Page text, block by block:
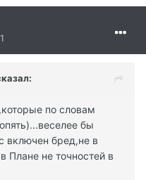
по словам
бы
включен бред,не в
Плане не точностей в